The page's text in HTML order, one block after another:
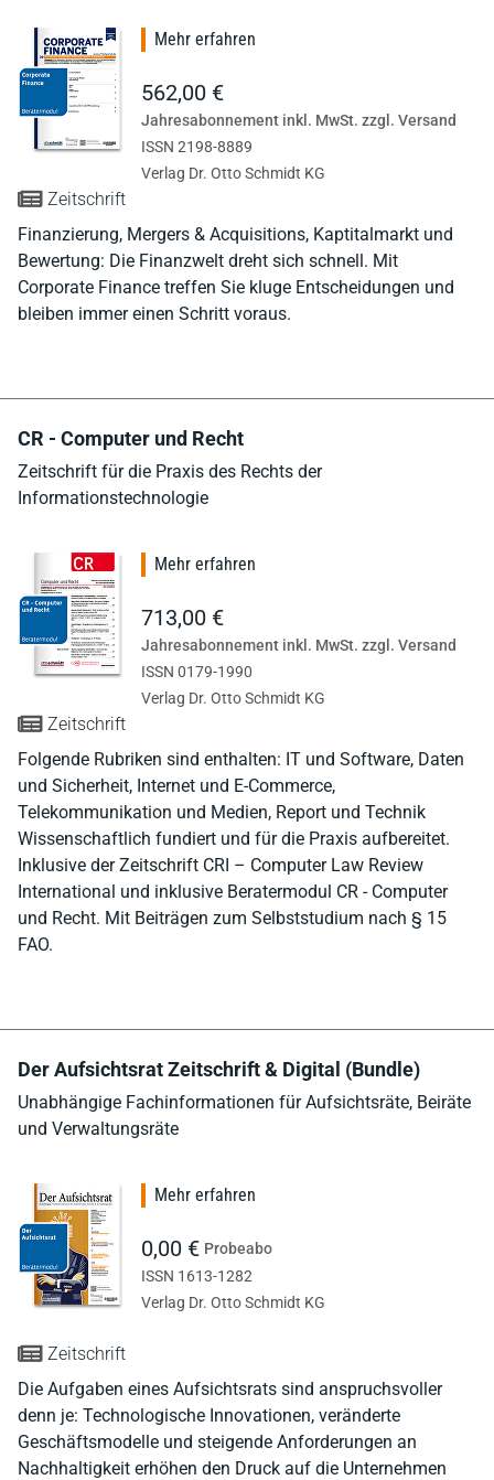
Zeitschrift
Finanzierung, Mergers & Acquisitions, Kaptitalmarkt und
Bewertung: Die Finanzwelt dreht sich schnell. Mit
Corporate Finance treffen Sie kluge Entscheidungen und
bleiben immer einen Schritt voraus.
Mehr erfahren
562,00 €
Jahresabonnement inkl. MwSt. zzgl. Versand
ISSN 2198-8889
Verlag Dr. Otto Schmidt KG
CR - Computer und Recht
Zeitschrift für die Praxis des Rechts der
Informationstechnologie
Zeitschrift
Folgende Rubriken sind enthalten: IT und Software, Daten
und Sicherheit, Internet und E-Commerce,
Telekommunikation und Medien, Report und Technik
Wissenschaftlich fundiert und für die Praxis aufbereitet.
Inklusive der Zeitschrift CRI – Computer Law Review
International und inklusive Beratermodul CR - Computer
und Recht. Mit Beiträgen zum Selbststudium nach § 15
FAO.
Mehr erfahren
713,00 €
Jahresabonnement inkl. MwSt. zzgl. Versand
ISSN 0179-1990
Verlag Dr. Otto Schmidt KG
Der Aufsichtsrat Zeitschrift & Digital (Bundle)
Unabhängige Fachinformationen für Aufsichtsräte, Beiräte
und Verwaltungsräte
Zeitschrift
Die Aufgaben eines Aufsichtsrats sind anspruchsvoller
denn je: Technologische Innovationen, veränderte
Geschäftsmodelle und steigende Anforderungen an
Nachhaltigkeit erhöhen den Druck auf die Unternehmen
Mehr erfahren
0,00 € Probeabo
ISSN 1613-1282
Verlag Dr. Otto Schmidt KG